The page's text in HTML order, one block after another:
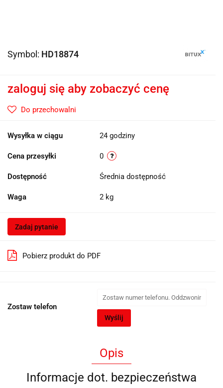
Symbol: HD18874
zaloguj się aby zobaczyć cenę
Do przechowalni
Wysyłka w ciągu 24 godziny
Cena przesyłki 0
Dostępność Średnia dostępność
Waga 2 kg
Zadaj pytanie
Pobierz produkt do PDF
Zostaw telefon
Wyślij
Opis
Informacje dot. bezpieczeństwa